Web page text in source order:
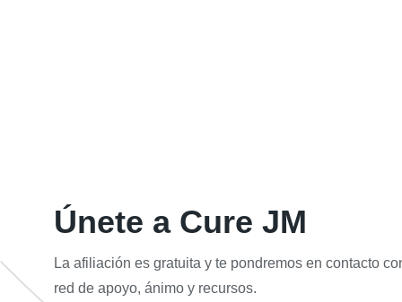
Únete a Cure JM
La afiliación es gratuita y te pondremos en contacto
red de apoyo, ánimo y recursos.